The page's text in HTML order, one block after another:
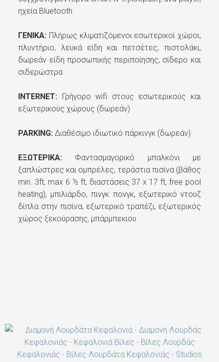
ηχεία Bluetooth
ΓΕΝΙΚΑ: Πλήρως κλιματιζόμενοι εσωτερικοί χώροι,
πλυντήριο, λευκά είδη και πετσέτες, πιστολάκι,
δωρεάν είδη προσωπικής περιποίησης, σίδερο και
σιδερώστρα
INTERNET: Γρήγορο wifi στους εσωτερικούς και
εξωτερικούς χώρους (δωρεάν)
PARKING: Διαθέσιμο ιδιωτικό πάρκινγκ (δωρεάν)
ΕΞΩΤΕΡΙΚΑ: Φαντασμαγορικό μπαλκόνι με
ξαπλώστρες και ομπρέλες, τεράστια πισίνα (βάθος
min. 3ft, max 6 ½ ft, διαστάσεις 37 x 17 ft, free pool
heating), μπιλιάρδο, πινγκ πονγκ, εξωτερικό ντουζ
δίπλα στην πισίνα, εξωτερικό τραπέζι, εξωτερικός
χώρος ξεκούρασης, μπάρμπεκιου
GPS Coordinates
ΠΟΛΙΤΙΚΗ ΠΛΗΡΩΜΗΣ:
ΠΟΛΙΤΙΚΗ ΕΞΤΡΑ ΑΤΟΜΩΝ & ΠΑΙΔΙΩΝ:
CHECK-IN POLICY: